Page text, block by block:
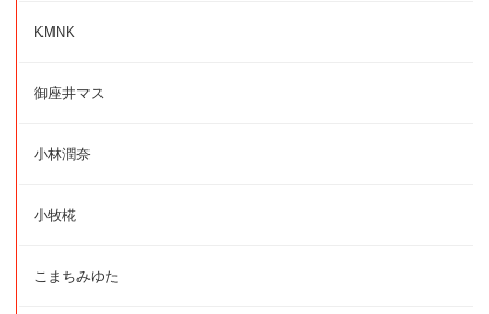
KMNK
御座井マス
小林潤奈
小牧椛
こまちみゆた